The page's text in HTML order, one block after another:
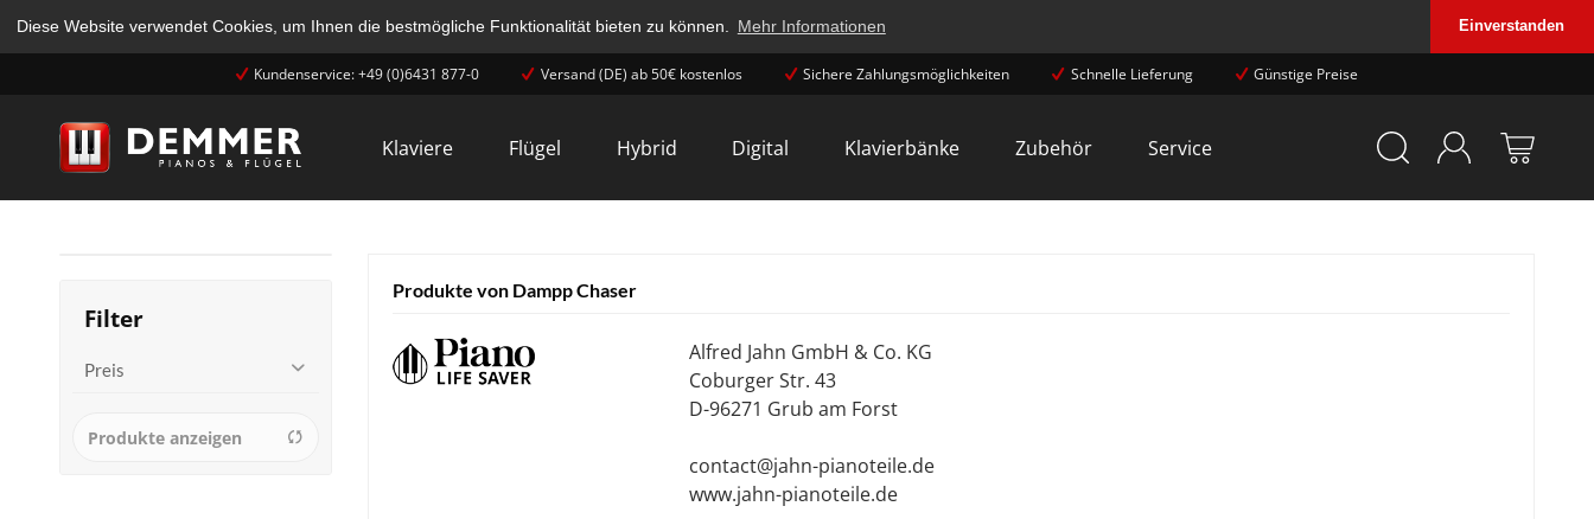
Diese Website verwendet Cookies, um Ihnen die bestmögliche Funktionalität bieten zu können. Mehr Informationen Einverstanden
Kundenservice: +49 (0)6431 877-0 Versand (DE) ab 50€ kostenlos Sichere Zahlungsmöglichkeiten Schnelle Lieferung Günstige Preise
Klaviere Flügel Hybrid Digital Klavierbänke Zubehör Service
Preis
von1,60 €bis896,00 €
Produkte anzeigen
Produkte von Dampp Chaser
Alfred Jahn GmbH & Co. KG
Coburger Str. 43
D-96271 Grub am Forst
contact@jahn-pianoteile.de
www.jahn-pianoteile.de